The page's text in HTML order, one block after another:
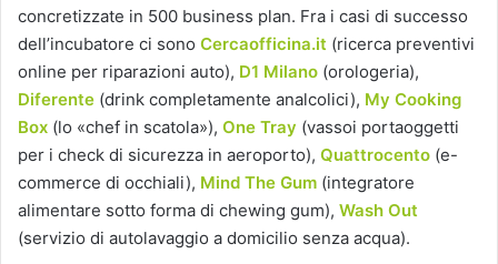
concretizzate in 500 business plan. Fra i casi di successo
dell’incubatore ci sono Cercaofficina.it (ricerca preventivi
online per riparazioni auto), D1 Milano (orologeria),
Diferente (drink completamente analcolici), My Cooking
Box (lo «chef in scatola»), One Tray (vassoi portaoggetti
per i check di sicurezza in aeroporto), Quattrocento (e-
commerce di occhiali), Mind The Gum (integratore
alimentare sotto forma di chewing gum), Wash Out
(servizio di autolavaggio a domicilio senza acqua).